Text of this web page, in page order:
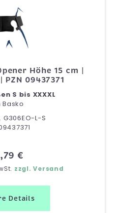
Höhe 15 cm |
PZN 09437371
S bis XXXXL
Basko
L-S
€
zzgl. Versand
Details